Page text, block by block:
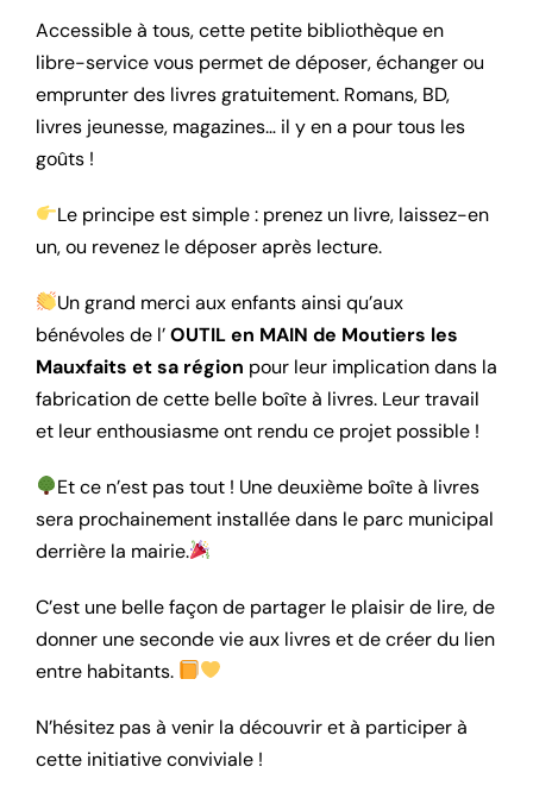
Accessible à tous, cette petite bibliothèque en
libre-service vous permet de déposer, échanger ou
emprunter des livres gratuitement. Romans, BD,
livres jeunesse, magazines… il y en a pour tous les
goûts !
Le principe est simple : prenez un livre, laissez-en
un, ou revenez le déposer après lecture.
Un grand merci aux enfants ainsi qu’aux
bénévoles de l’OUTIL en MAIN de Moutiers les
Mauxfaits et sa région pour leur implication dans la
fabrication de cette belle boîte à livres. Leur travail
et leur enthousiasme ont rendu ce projet possible !
Et ce n’est pas tout ! Une deuxième boîte à livres
sera prochainement installée dans le parc municipal
derrière la mairie.
C’est une belle façon de partager le plaisir de lire, de
donner une seconde vie aux livres et de créer du lien
entre habitants.
N’hésitez pas à venir la découvrir et à participer à
cette initiative conviviale !